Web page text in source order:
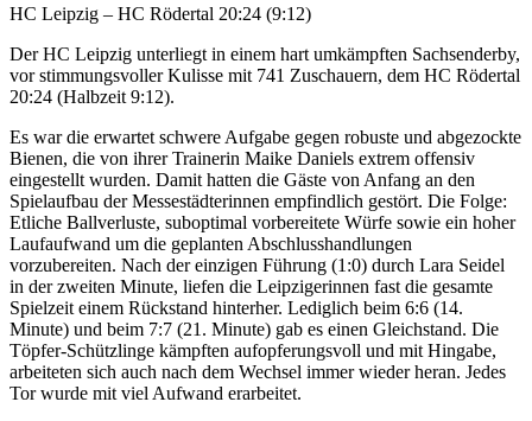
HC Leipzig – HC Rödertal 20:24 (9:12)
Der HC Leipzig unterliegt in einem hart umkämpften Sachsenderby,
vor stimmungsvoller Kulisse mit 741 Zuschauern, dem HC Rödertal
20:24 (Halbzeit 9:12).
Es war die erwartet schwere Aufgabe gegen robuste und abgezockte
Bienen, die von ihrer Trainerin Maike Daniels extrem offensiv
eingestellt wurden. Damit hatten die Gäste von Anfang an den
Spielaufbau der Messestädterinnen empfindlich gestört. Die Folge:
Etliche Ballverluste, suboptimal vorbereitete Würfe sowie ein hoher
Laufaufwand um die geplanten Abschlusshandlungen
vorzubereiten. Nach der einzigen Führung (1:0) durch Lara Seidel
in der zweiten Minute, liefen die Leipzigerinnen fast die gesamte
Spielzeit einem Rückstand hinterher. Lediglich beim 6:6 (14.
Minute) und beim 7:7 (21. Minute) gab es einen Gleichstand. Die
Töpfer-Schützlinge kämpften aufopferungsvoll und mit Hingabe,
arbeiteten sich auch nach dem Wechsel immer wieder heran. Jedes
Tor wurde mit viel Aufwand erarbeitet.